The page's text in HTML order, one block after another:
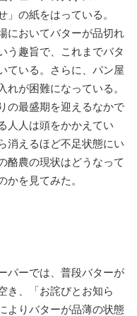
」の紙をはっている。
においてバターが品切れ
う趣旨で、これまでバタ
ている。さらに、パン屋
が困難になっている。
の最盛期を迎えるなかで
人人は頭をかかえてい
消えるほど不足状態にい
酪農の現状はどうなって
かを見てみた。
パーでは、普段バターが
き、「お詫びとお知ら
よりバターが品薄の状態